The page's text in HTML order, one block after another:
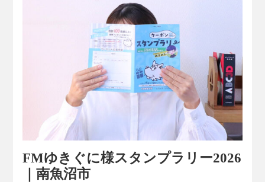
FMゆきぐに様スタンプラリー2026
｜南魚沼市